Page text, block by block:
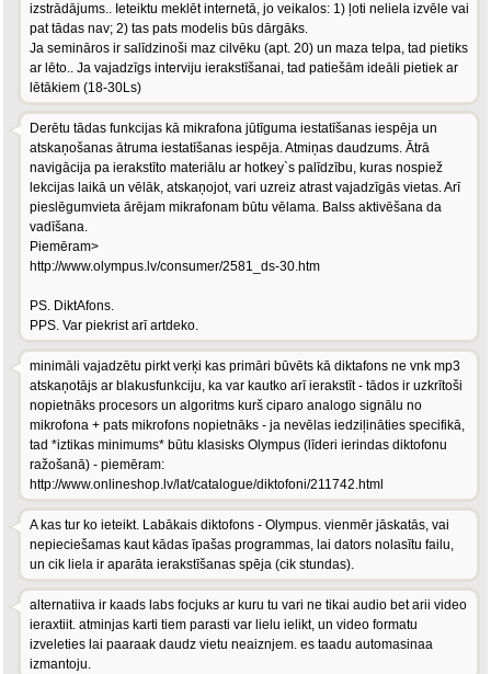
izstrādājums.. Ieteiktu meklēt internetā, jo veikalos: 1) ļoti neliela izvēle vai
pat tādas nav; 2) tas pats modelis būs dārgāks.
Ja semināros ir salīdzinoši maz cilvēku (apt. 20) un maza telpa, tad pietiks
ar lēto.. Ja vajadzīgs interviju ierakstīšanai, tad patiešām ideāli pietiek ar
lētākiem (18-30Ls)
Derētu tādas funkcijas kā mikrafona jūtīguma iestatīšanas iespēja un
atskaņošanas ātruma iestatīšanas iespēja. Atmiņas daudzums. Ātrā
navigācija pa ierakstīto materiālu ar hotkey`s palīdzību, kuras nospiež
lekcijas laikā un vēlāk, atskaņojot, vari uzreiz atrast vajadzīgās vietas. Arī
pieslēgumvieta ārējam mikrafonam būtu vēlama. Balss aktivēšana da
vadīšana.
Piemēram>
http://www.olympus.lv/consumer/2581_ds-30.htm
PS. DiktAfons.
PPS. Var piekrist arī artdeko.
minimāli vajadzētu pirkt verķi kas primāri būvēts kā diktafons ne vnk mp3
atskaņotājs ar blakusfunkciju, ka var kautko arī ierakstīt - tādos ir uzkrītoši
nopietnāks procesors un algoritms kurš ciparo analogo signālu no
mikrofona + pats mikrofons nopietnāks - ja nevēlas iedziļināties specifikā,
tad *iztikas minimums* būtu klasisks Olympus (līderi ierindas diktofonu
ražošanā) - piemēram:
http://www.onlineshop.lv/lat/catalogue/diktofoni/211742.html
A kas tur ko ieteikt. Labākais diktofons - Olympus. vienmēr jāskatās, vai
nepieciešamas kaut kādas īpašas programmas, lai dators nolasītu failu,
un cik liela ir aparāta ierakstīšanas spēja (cik stundas).
alternatiiva ir kaads labs focjuks ar kuru tu vari ne tikai audio bet arii video
ieraxtiit. atminjas karti tiem parasti var lielu ielikt, un video formatu
izveleties lai paaraak daudz vietu neaiznjem. es taadu automasinaa
izmantoju.